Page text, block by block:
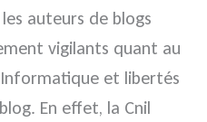
auteurs de blogs
vigilants quant au
et libertés
En effet, la Cnil